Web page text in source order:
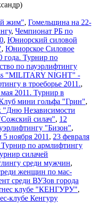
жим", Гомельщина на 22-
, Чемпионат РБ по
, Юниорский силовой
, Юниорское Силовое
года. Турнир по
по пауэрлифтингу
"MILITARY NIGHT" -
в троеборье 2011.,
2011. Турнир в
мини гольфа "Грин",
"Дню Независимости
силач", 12
"Бизон",
ноября 2011 , 23 февраля
Турнир по армлифтингу
силачей
среди мужчин,
женщин по мас-
среди ВУЗов города
клубе "КЕНГУРУ",
клубе Кенгуру